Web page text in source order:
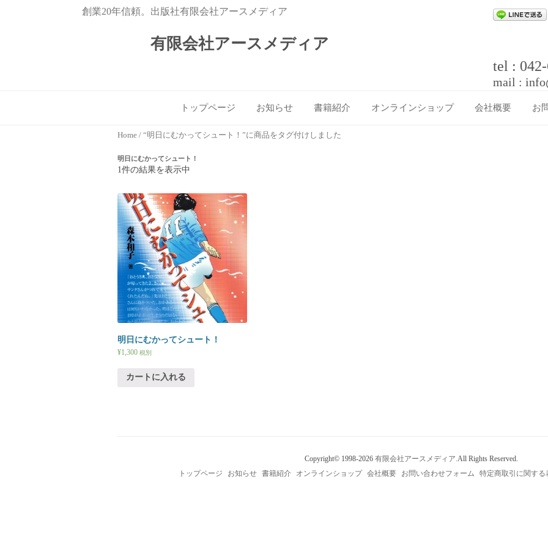
創業20年信頼。出版社有限会社アースメディア
有限会社アースメディア
tel :
mail :
トップページ お知らせ 書籍紹介 オンラインショップ 会社概要 お
Home / “明日にむかってシュート！”に商品をタグ付けしました
明日にむかってシュート！
1件の結果を表示中
明日にむかってシュート！
¥1,300 税別
カートに入れる
Copyright© 1998-2026 有限会社アースメディア. All Rights Reserved.
トップページ
お知らせ 書籍紹介 オンラインショップ 会社概要 お問い合わせフォーム 特定商取引に関す